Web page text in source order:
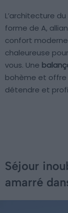
L’architecture
forme de A,
confort
chaleureuse
vous. Une
bohème et offre
détendre et
Séjour
amarré